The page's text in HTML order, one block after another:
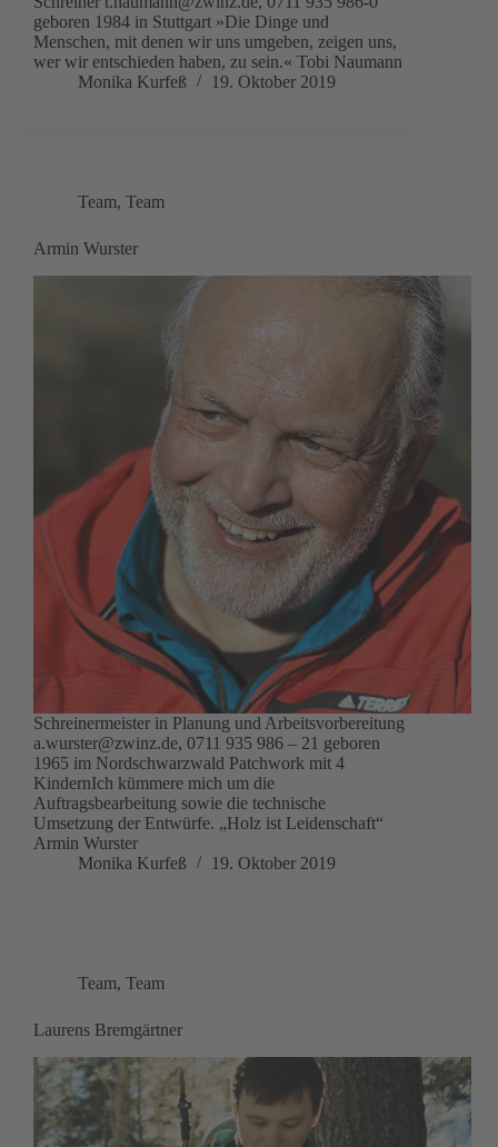
geboren 1984 in Stuttgart »Die Dinge und
Menschen, mit denen wir uns umgeben, zeigen uns,
wer wir entschieden haben, zu sein.« Tobi Naumann
Monika Kurfeß
19. Oktober 2019
Team, Team
Armin Wurster
Schreinermeister in Planung und Arbeitsvorbereitung
a.wurster@zwinz.de, 0711 935 986 – 21 geboren
1965 im Nordschwarzwald Patchwork mit 4
KindernIch kümmere mich um die
Auftragsbearbeitung sowie die technische
Umsetzung der Entwürfe. „Holz ist Leidenschaft“
Armin Wurster
Monika Kurfeß
19. Oktober 2019
Team, Team
Laurens Bremgärtner